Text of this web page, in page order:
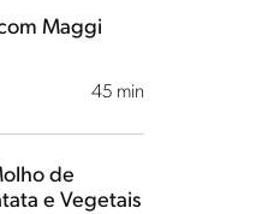
45 min
Maggi
de
e Vegetais